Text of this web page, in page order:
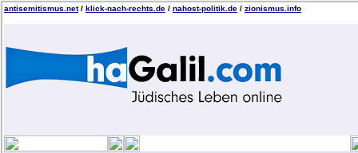
antisemitismus.net/ klick-nach-rechts.de / nahost-politik.de / zionismus.info